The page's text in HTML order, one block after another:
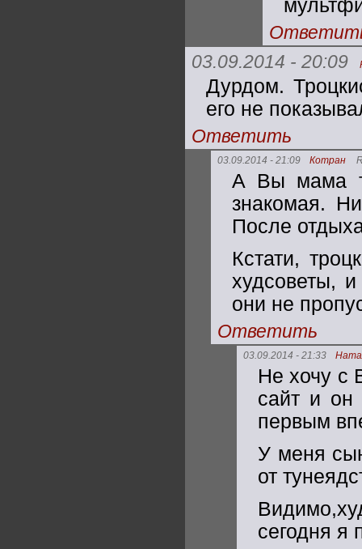
03.09.2014 - 20:09
Дурдом.
его не
Ответить
03.09.2014 - 21:09 Котран
А Вы мама
знакомая.
После
Кстати,
худсоветы,
они не
Ответить
03.09.2014 - 21:33
Не хочу с
сайт и
первым
У меня
от
сегодня я